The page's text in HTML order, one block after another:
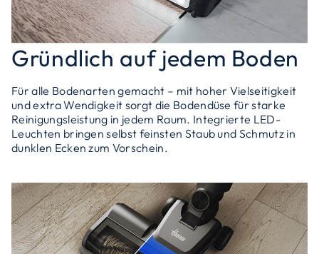
Gründlich auf jedem Boden
Für alle Bodenarten gemacht – mit hoher Vielseitigkeit
und extra Wendigkeit sorgt die Bodendüse für starke
Reinigungsleistung in jedem Raum. Integrierte LED-
Leuchten bringen selbst feinsten Staub und Schmutz in
dunklen Ecken zum Vorschein.